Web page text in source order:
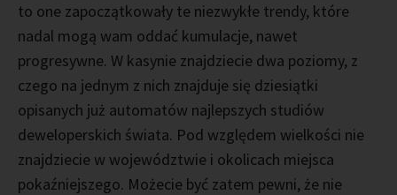
to one zapoczątkowały te niezwykłe trendy, które
nadal mogą wam oddać kumulacje, nawet
progresywne. W kasynie znajdziecie dwa poziomy, z
czego na jednym z nich znajduje się dziesiątki
opisanych już automatów najlepszych studiów
deweloperskich świata. Pod względem wielkości nie
znajdziecie w województwie i okolicach miejsca
pokaźniejszego. Możecie być zatem pewni, że nie